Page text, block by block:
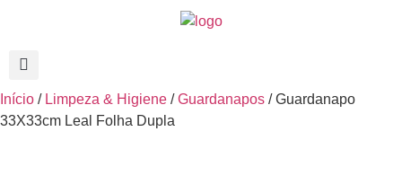
Início / Limpeza & Higiene /Guardanapos / Guardanapo
33X33cm Leal Folha Dupla